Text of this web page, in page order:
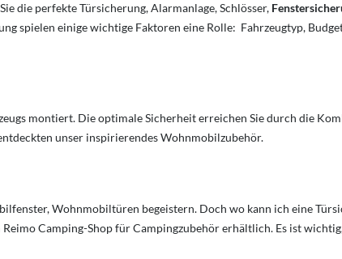
die perfekte Türsicherung, Alarmanlage, Schlösser,
spielen einige wichtige Faktoren eine Rolle: Fahrzeugtyp,
montiert. Die optimale Sicherheit erreichen Sie durch die
unser inspirierendes Wohnmobilzubehör.
Wohnmobiltüren begeistern. Doch wo kann ich eine
Camping-Shop für Campingzubehör erhältlich. Es ist